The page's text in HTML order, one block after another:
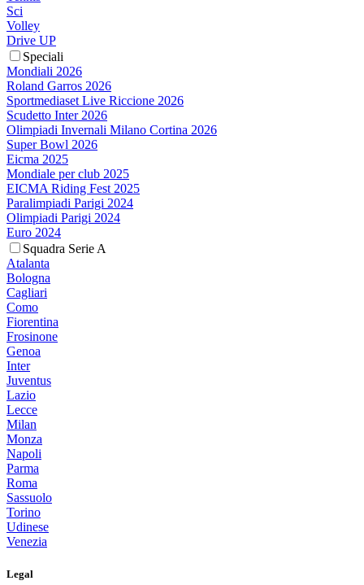
Sci
Volley
Drive UP
Speciali
Mondiali 2026
Roland Garros 2026
Sportmediaset Live Riccione 2026
Scudetto Inter 2026
Olimpiadi Invernali Milano Cortina 2026
Super Bowl 2026
Eicma 2025
Mondiale per club 2025
EICMA Riding Fest 2025
Paralimpiadi Parigi 2024
Olimpiadi Parigi 2024
Euro 2024
Squadra Serie A
Atalanta
Bologna
Cagliari
Como
Fiorentina
Frosinone
Genoa
Inter
Juventus
Lazio
Lecce
Milan
Monza
Napoli
Parma
Roma
Sassuolo
Torino
Udinese
Venezia
Legal